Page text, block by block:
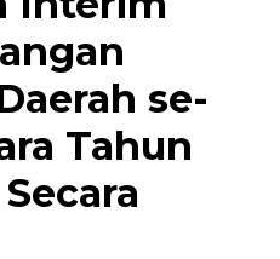
se-
Tahun